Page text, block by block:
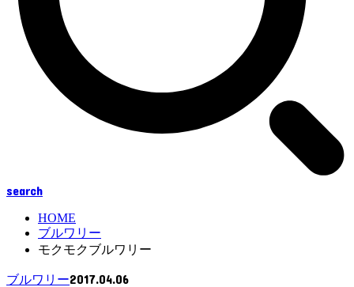
search
HOME
ブルワリー
モクモクブルワリー
ブルワリー2017.04.06